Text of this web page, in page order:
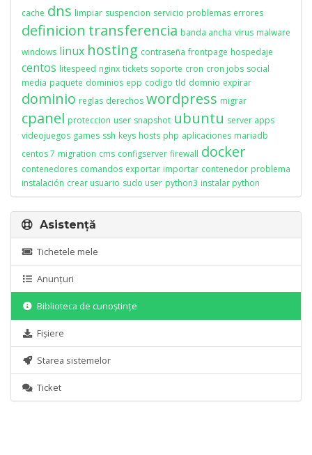
cache dns limpiar suspencion servicio problemas errores
definicion transferencia banda ancha virus malware
windows linux hosting contraseña frontpage hospedaje
centos litespeed nginx tickets soporte cron cron jobs social
media paquete dominios epp codigo tld domnio expirar
dominio reglas derechos wordpress migrar
cpanel proteccion user snapshot ubuntu server apps
videojuegos games ssh keys hosts php aplicaciones mariadb
centos 7 migration cms configserver firewall docker
contenedores comandos exportar importar contenedor problema
instalación crear usuario sudo user python3 instalar python
Asistență
Tichetele mele
Anunțuri
Biblioteca de cunoștințe
Fișiere
Starea sistemelor
Ticket